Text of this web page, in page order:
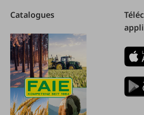
Catalogues